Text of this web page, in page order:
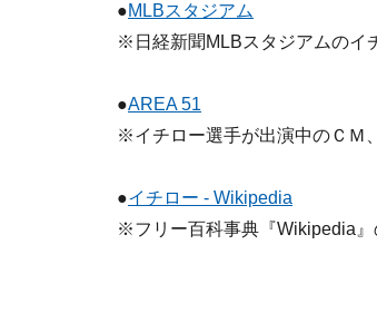
●MLBスタジアム
※日経新聞MLBスタジアムのイ
●AREA 51
※イチロー選手が出演中のＣＭ
●イチロー - Wikipedia
※フリー百科事典『Wikipedia』